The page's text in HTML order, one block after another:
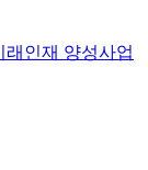
래인재 양성사업